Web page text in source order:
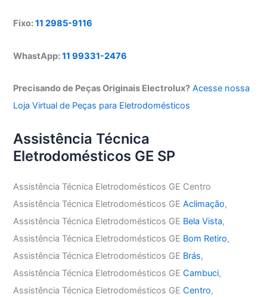
Fixo:11 2985-9116
WhastApp:11 99331-2476
Precisando de Peças Originais Electrolux? Acesse nossa
Loja Virtual de Peças para Eletrodomésticos
Assistência Técnica
Eletrodomésticos GE SP
Assistência Técnica Eletrodomésticos GE Centro
Assistência Técnica Eletrodomésticos GEAclimação,
Assistência Técnica Eletrodomésticos GE Bela Vista,
Assistência Técnica Eletrodomésticos GE Bom Retiro,
Assistência Técnica Eletrodomésticos GE Brás,
Assistência Técnica Eletrodomésticos GECambuci,
Assistência Técnica Eletrodomésticos GECentro,